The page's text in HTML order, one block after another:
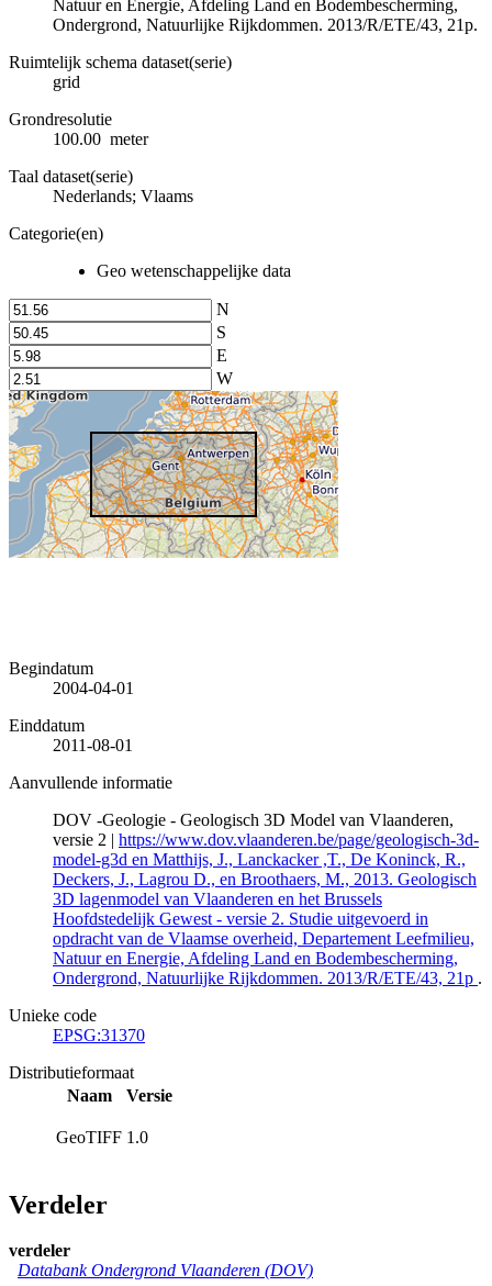
Natuur en Energie, Afdeling Land en Bodembescherming,
Ondergrond, Natuurlijke Rijkdommen. 2013/R/ETE/43, 21p.
Ruimtelijk schema dataset(serie)
grid
Grondresolutie
100.00 meter
Taal dataset(serie)
Nederlands; Vlaams
Categorie(en)
Geo wetenschappelijke data
N
S
E
W
Begindatum
2004-04-01
Einddatum
2011-08-01
Aanvullende informatie
DOV -Geologie - Geologisch 3D Model van Vlaanderen,
versie 2 | https://www.dov.vlaanderen.be/page/geologisch-3d-
model-g3d en Matthijs, J., Lanckacker ,T., De Koninck, R.,
Deckers, J., Lagrou D., en Broothaers, M., 2013. Geologisch
3D lagenmodel van Vlaanderen en het Brussels
Hoofdstedelijk Gewest - versie 2. Studie uitgevoerd in
opdracht van de Vlaamse overheid, Departement Leefmilieu,
Natuur en Energie, Afdeling Land en Bodembescherming,
Ondergrond, Natuurlijke Rijkdommen. 2013/R/ETE/43, 21p .
Unieke code
EPSG:31370
Distributieformaat
Naam
Versie
GeoTIFF 1.0
Verdeler
verdeler
Databank Ondergrond Vlaanderen (DOV)